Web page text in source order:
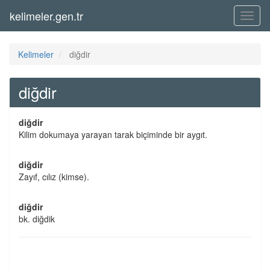
Menü
kelimeler.gen.tr
Kelimeler diğdir
diğdir
diğdir
Kilim dokumaya yarayan tarak biçiminde bir aygıt.
diğdir
Zayıf, cılız (kimse).
diğdir
bk. diğdik